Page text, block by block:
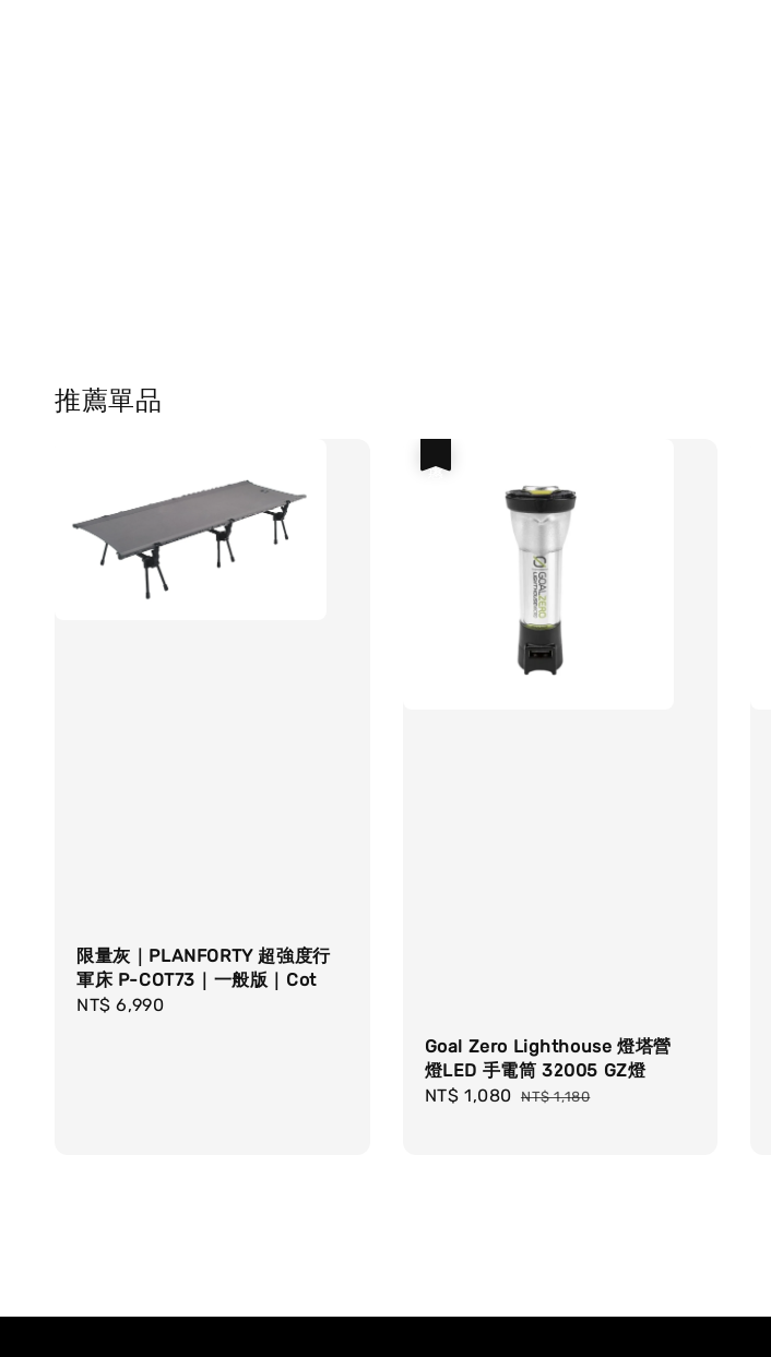
推薦單品
限量灰｜PLANFORTY 超強度行
軍床 P-COT73｜一般版｜Cot
Regular
NT$ 6,990
Goal Zero Lighthouse 燈塔營
燈LED 手電筒 32005 GZ燈
Sale
NT$ 1,080 Regular
NT$ 1,180